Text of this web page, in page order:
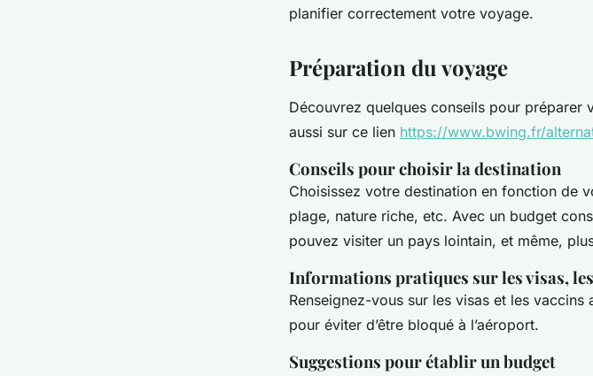
planifier correctement votre voyage.
Préparation du voyage
Découvrez quelques conseils pour préparer
aussi sur ce lien https://www.bwing.fr/
Conseils pour choisir la destination
Choisissez votre destination en fonction de
plage, nature riche, etc. Avec un budget
pouvez visiter un pays lointain, et même,
Informations pratiques sur les visas,
Renseignez-vous sur les visas et les
pour éviter d’être bloqué à l’aéroport.
Suggestions pour établir un budget